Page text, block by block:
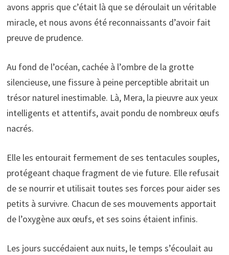
avons appris que c’était là que se déroulait un véritable
miracle, et nous avons été reconnaissants d’avoir fait
preuve de prudence.
Au fond de l’océan, cachée à l’ombre de la grotte
silencieuse, une fissure à peine perceptible abritait un
trésor naturel inestimable. Là, Mera, la pieuvre aux yeux
intelligents et attentifs, avait pondu de nombreux œufs
nacrés.
Elle les entourait fermement de ses tentacules souples,
protégeant chaque fragment de vie future. Elle refusait
de se nourrir et utilisait toutes ses forces pour aider ses
petits à survivre. Chacun de ses mouvements apportait
de l’oxygène aux œufs, et ses soins étaient infinis.
Les jours succédaient aux nuits, le temps s’écoulait au